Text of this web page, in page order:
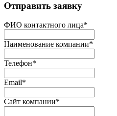
Отправить заявку
ФИО контактного лица*
Наименование компании*
Телефон*
Email*
Сайт компании*